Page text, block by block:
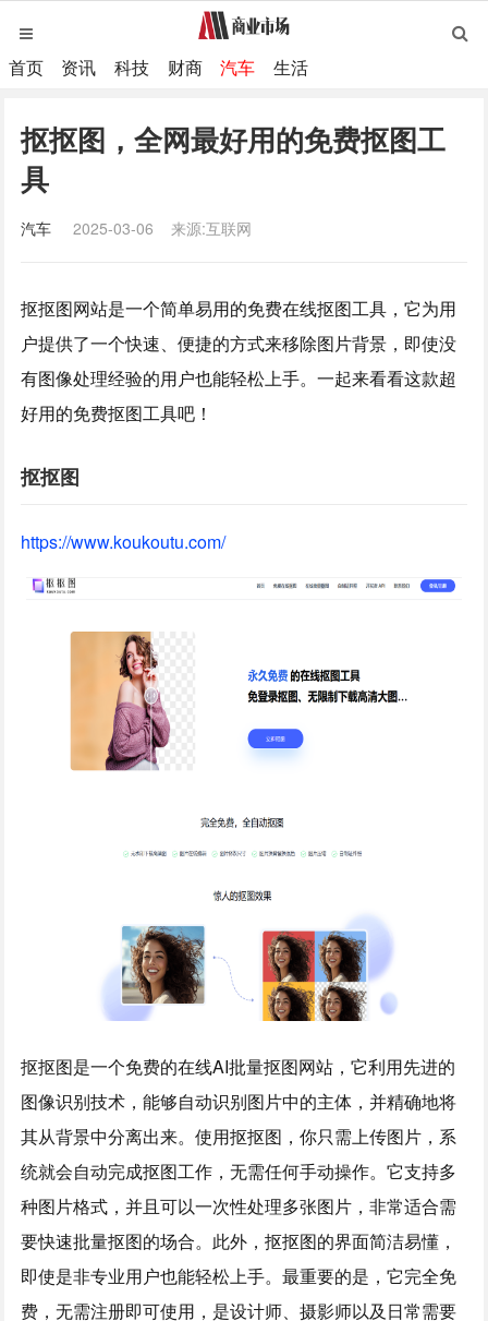
首页 资讯 科技 财商 汽车 生活
抠抠图，全网最好用的免费抠图工
具
汽车 2025-03-06 来源:互联网
抠抠图网站是一个简单易用的免费在线抠图工具，它为用
户提供了一个快速、便捷的方式来移除图片背景，即使没
有图像处理经验的用户也能轻松上手。一起来看看这款超
好用的免费抠图工具吧！
抠抠图
https://www.koukoutu.com/
抠抠图是一个免费的在线AI批量抠图网站，它利用先进的
图像识别技术，能够自动识别图片中的主体，并精确地将
其从背景中分离出来。使用抠抠图，你只需上传图片，系
统就会自动完成抠图工作，无需任何手动操作。它支持多
种图片格式，并且可以一次性处理多张图片，非常适合需
要快速批量抠图的场合。此外，抠抠图的界面简洁易懂，
即使是非专业用户也能轻松上手。最重要的是，它完全免
费，无需注册即可使用，是设计师、摄影师以及日常需要